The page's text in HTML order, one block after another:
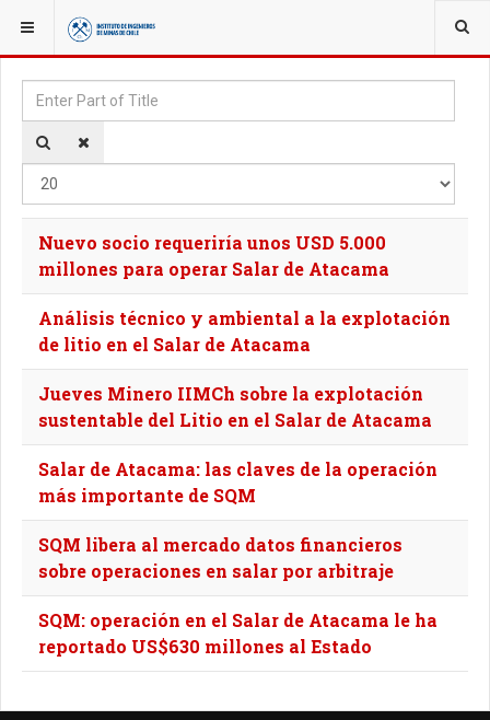
YOU ARE HERE: TAGS
Enter Part of Title
Nuevo socio requeriría unos USD 5.000
millones para operar Salar de Atacama
Análisis técnico y ambiental a la explotación
de litio en el Salar de Atacama
Jueves Minero IIMCh sobre la explotación
sustentable del Litio en el Salar de Atacama
Salar de Atacama: las claves de la operación
más importante de SQM
SQM libera al mercado datos financieros
sobre operaciones en salar por arbitraje
SQM: operación en el Salar de Atacama le ha
reportado US$630 millones al Estado